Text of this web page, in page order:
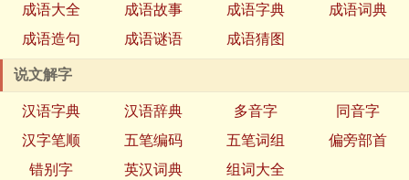
成语大全 成语故事 成语字典
成语词典
成语造句
成语谜语 成语猜图
说文解字
汉语字典 汉语辞典 多音字
同音字
汉字笔顺
五笔编码 五笔词组
偏旁部首
错别字
英汉词典 组词大全